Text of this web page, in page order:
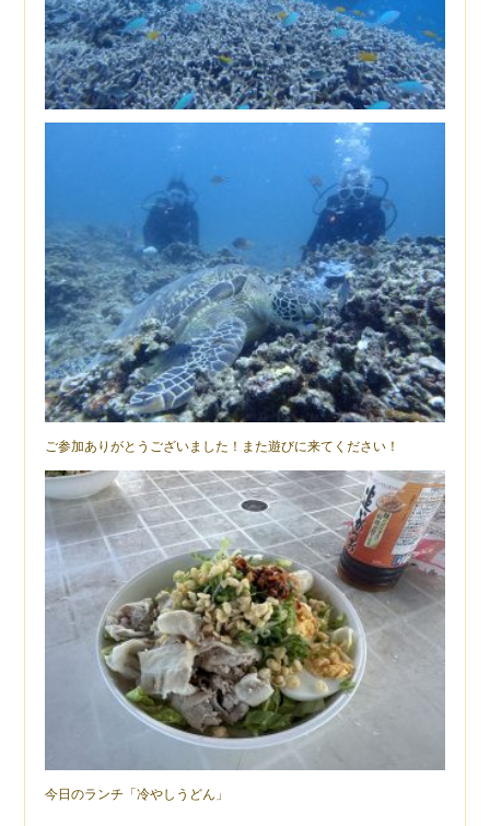
ご参加ありがとうございました！また遊びに来てください！
今日のランチ「冷やしうどん」